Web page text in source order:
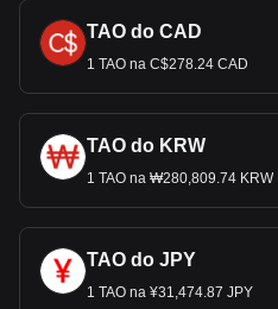
TAO do CAD
1 TAO na C$278.24 CAD
TAO do KRW
1 TAO na ₩280,809.74 KRW
TAO do JPY
1 TAO na ¥31,474.87 JPY